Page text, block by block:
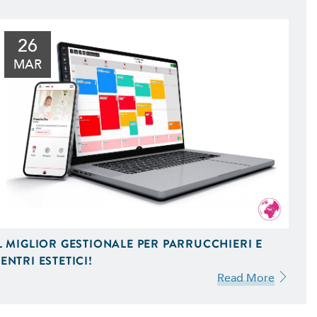
26
MAR
MIGLIOR GESTIONALE PER PARRUCCHIERI E
ESTETICI!
Read More